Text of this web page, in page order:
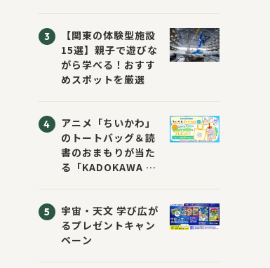
ジブックフェア2026
～すまない先生と読
書にチャレンジ！
～」が開催！
【関東の体験型施設
15選】親子で遊びな
がら学べる！おすす
めスポットを厳選
アニメ「ちいかわ」
のトートバッグ＆読
書のおまもりが当た
る「KADOKAWA ち
催！ スマホ壁紙は
応募者全員にプレゼ
ント！
宇宙・天文 学び広が
るプレゼントキャン
ペーン